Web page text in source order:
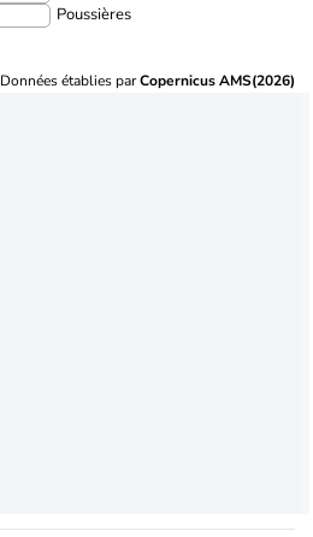
Poussières
Données établies parCopernicus AMS(2026)